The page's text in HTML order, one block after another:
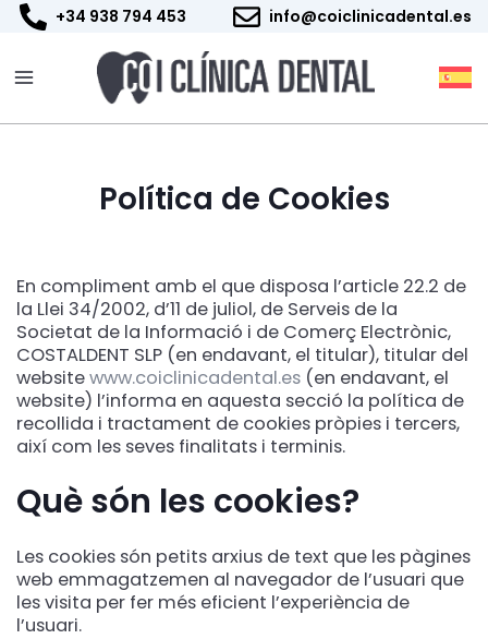
Vés
+34 938 794 453 info@coiclinicadental.es
Política de Cookies
En compliment amb el que disposa l’article 22.2 de
la Llei 34/2002, d’11 de juliol, de Serveis de la
Societat de la Informació i de Comerç Electrònic,
COSTALDENT SLP (en endavant, el titular), titular del
websitewww.coiclinicadental.es (en endavant, el
website) l’informa en aquesta secció la política de
recollida i tractament de cookies pròpies i tercers,
així com les seves finalitats i terminis.
Què són les cookies?
Les cookies són petits arxius de text que les pàgines
web emmagatzemen al navegador de l’usuari que
les visita per fer més eficient l’experiència de
l’usuari.